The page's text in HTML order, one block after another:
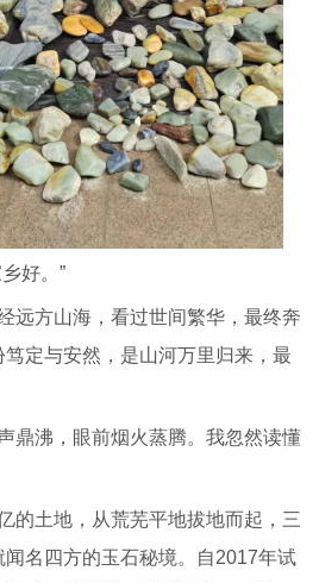
好。”
远方山海，看过世间繁华，最终奔
定与安然，是山河万里归来，最
鼎沸，眼前烟火蒸腾。我忽然读懂
的土地，从荒芜平地拔地而起，三
名四方的玉石秘境。自2017年试